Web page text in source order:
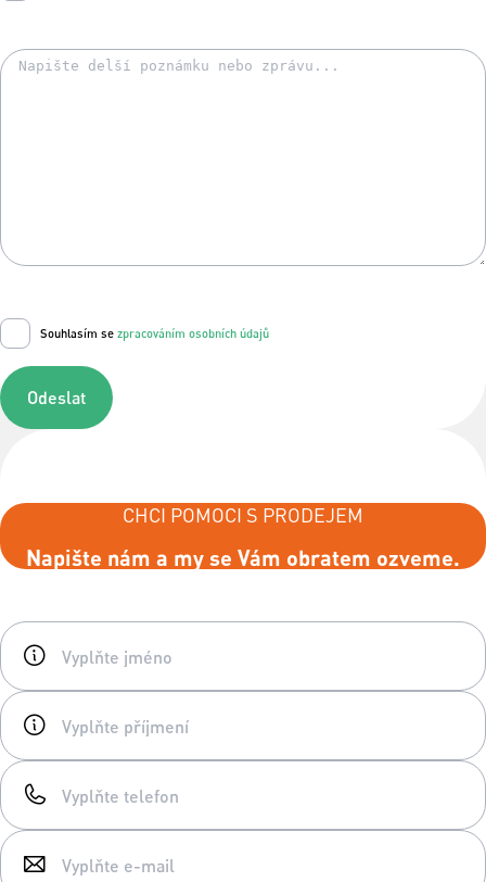
Souhlasím se zpracováním osobních údajů
Odeslat
CHCI POMOCI S PRODEJEM
Napište nám a my se Vám obratem ozveme.